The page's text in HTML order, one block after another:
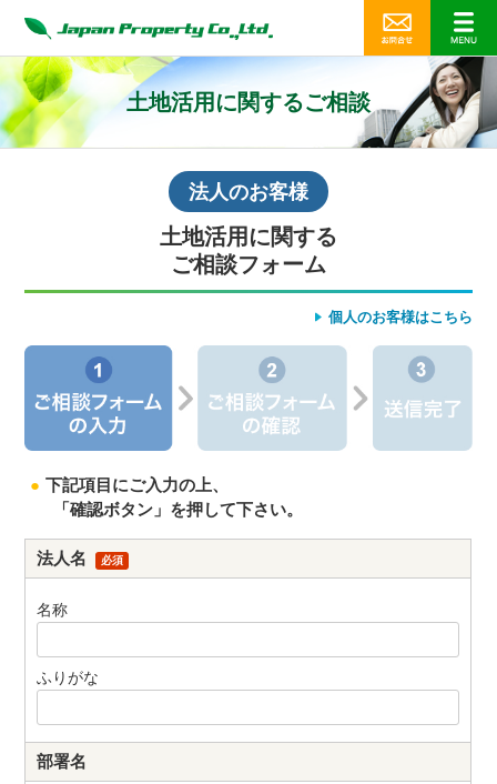
土地活用に関するご相談
法人のお客様
土地活用に関する
ご相談フォーム
個人のお客様はこちら
下記項目にご入力の上、
「確認ボタン」を押して下さい。
法人名 必須
名称
ふりがな
部署名